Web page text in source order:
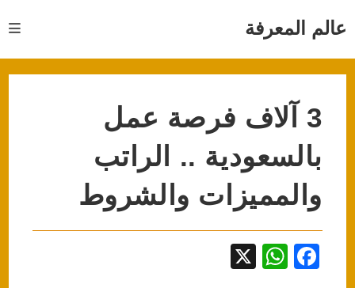
عالم المعرفة
3 آلاف فرصة عمل
بالسعودية .. الراتب
والمميزات والشروط
F
W